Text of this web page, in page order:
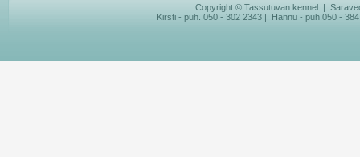
Copyright © Tassutuvan kennel |
Kirsti - puh. 050 - 302 2343 | Hannu - puh.050 -